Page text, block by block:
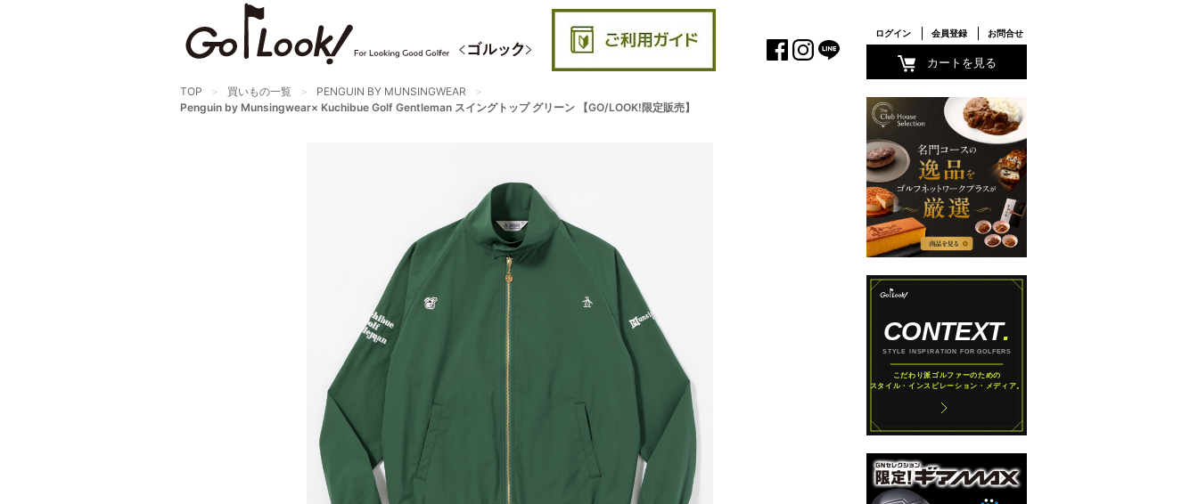
TOP 買いもの一覧
PENGUIN BY MUNSINGWEAR
Penguin by Munsingwear× Kuchibue Golf Gentleman スイングトップ グリーン 【GO/LOOK!限定販売】
ログイン 会員登録 お問合せ
カートを見る
×
GO/LOOK! からのお知らせ
（受信設定）
新商品情報や編集部のオススメ、
オトクな情報・買い忘れ通知等を